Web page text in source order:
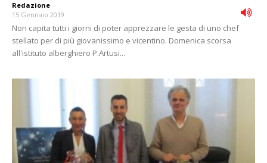
Redazione -
15 Gennaio 2019
Non capita tutti i giorni di poter apprezzare le gesta di uno chef
stellato per di più giovanissimo e vicentino. Domenica scorsa
all'istituto alberghiero P.Artusi...